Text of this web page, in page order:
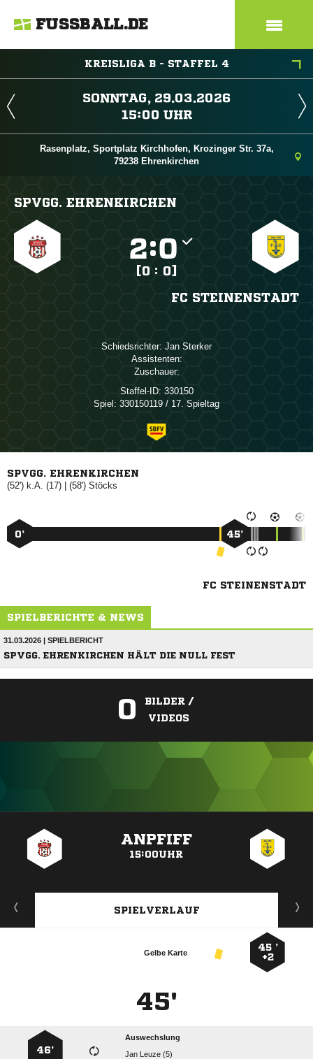
FUSSBALL.DE
KREISLIGA B - STAFFEL 4
 
 
Rasenplatz, Sportplatz Kirchhofen, Krozinger Str. 37a,
79238 Ehrenkirchen
SPVGG. EHRENKIRCHEN
:
[0 : 0]
FC STEINENSTADT
Schiedsrichter:  
Assistenten:
Zuschauer:
Staffel-ID: 330150
Spiel: 330150119 / 17. Spieltag
SPVGG. EHRENKIRCHEN
(52') k.A. (17) | (58') 
0’ 45’
FC STEINENSTADT
SPIELBERICHTE & NEWS
31.03.2026 | SPIELBERICHT
SPVGG. EHRENKIRCHEN HÄLT DIE NULL FEST
0
BILDER /
VIDEOS
ANPFIFF
15:00UHR
SPIELVERLAUF
45 ’
+2
Gelbe Karte
45'
Auswechslung
  
46’